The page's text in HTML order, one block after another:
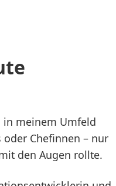
in meinem Umfeld
Chefinnen – nur
den Augen rollte.